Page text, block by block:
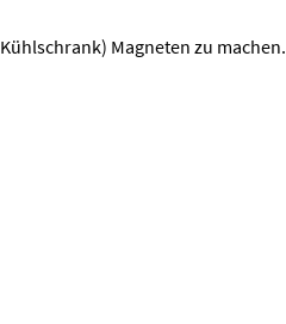
Magneten zu machen.